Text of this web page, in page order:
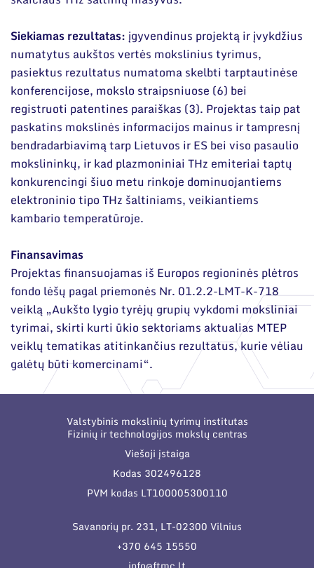
Siekiamas rezultatas: įgyvendinus projektą ir įvykdžius
numatytus aukštos vertės mokslinius tyrimus,
pasiektus rezultatus numatoma skelbti tarptautinėse
konferencijose, mokslo straipsniuose (6) bei
registruoti patentines paraiškas (3). Projektas taip pat
paskatins mokslinės informacijos mainus ir tampresnį
bendradarbiavimą tarp Lietuvos ir ES bei viso pasaulio
mokslininkų, ir kad plazmoniniai THz emiteriai taptų
konkurencingi šiuo metu rinkoje dominuojantiems
elektroninio tipo THz šaltiniams, veikiantiems
kambario temperatūroje.
Finansavimas
Projektas finansuojamas iš Europos regioninės plėtros
fondo lėšų pagal priemonės Nr. 01.2.2-LMT-K-718
veiklą „Aukšto lygio tyrėjų grupių vykdomi moksliniai
tyrimai, skirti kurti ūkio sektoriams aktualias MTEP
veiklų tematikas atitinkančius rezultatus, kurie vėliau
galėtų būti komercinami“.
Valstybinis mokslinių tyrimų institutas
Fizinių ir technologijos mokslų centras
Viešoji įstaiga
Kodas 302496128
PVM kodas LT100005300110
Savanorių pr. 231, LT-02300 Vilnius
+370 645 15550